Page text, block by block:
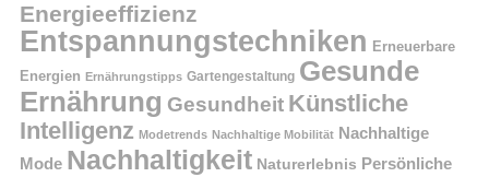
Energieeffizienz
Entspannungstechniken Erneuerbare
Energien Ernährungstipps Gartengestaltung Gesunde
Ernährung Gesundheit Künstliche
Intelligenz Modetrends Nachhaltige Mobilität Nachhaltige
Mode Nachhaltigkeit Naturerlebnis Persönliche